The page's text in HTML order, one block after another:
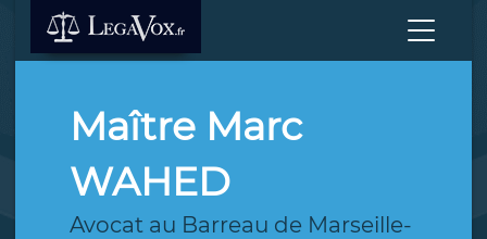
Maître Marc
WAHED
Avocat au Barreau de Marseille-